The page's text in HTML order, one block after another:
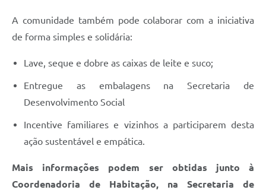
A comunidade também pode colaborar com a iniciativa
de forma simples e solidária:
Lave, seque e dobre as caixas de leite e suco;
Entregue as embalagens na Secretaria de
Desenvolvimento Social
Incentive familiares e vizinhos a participarem desta
ação sustentável e empática.
Mais informações podem ser obtidas junto à
Coordenadoria de Habitação, na Secretaria de